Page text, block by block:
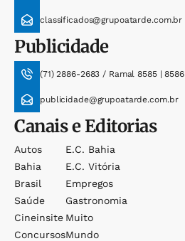
classificados@grupoatarde.com.br
Publicidade
(71) 2886-2683 / Ramal 8585 | 8586
publicidade@grupoatarde.com.br
Canais e Editorias
Autos
Bahia
Brasil
Saúde
Cineinsite
Concursos
E.c. Bahia
E.c. Vitória
Empregos
Gastronomia
Muito
Mundo